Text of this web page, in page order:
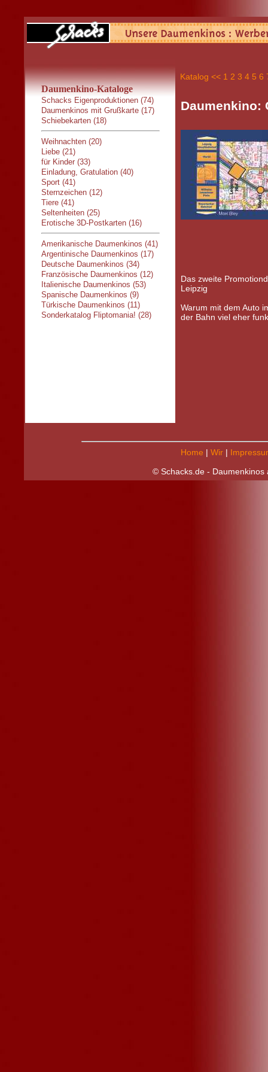
Daumenkino-Kataloge
Schacks Eigenproduktionen (74)
Daumenkinos mit Grußkarte (17)
Schiebekarten (18)
Weihnachten (20)
Liebe (21)
für Kinder (33)
Einladung, Gratulation (40)
Sport (41)
Sternzeichen (12)
Tiere (41)
Seltenheiten (25)
Erotische 3D-Postkarten (16)
Amerikanische Daumenkinos (41)
Argentinische Daumenkinos (17)
Deutsche Daumenkinos (34)
Französische Daumenkinos (12)
Italienische Daumenkinos (53)
Spanische Daumenkinos (9)
Türkische Daumenkinos (11)
Sonderkatalog Fliptomania! (28)
Katalog << 1 2 3 4 5 6
Daumenkino:
Das zweite
Leipzig
Warum mit dem Auto
der Bahn viel eher
Home | Wir|
© Schacks.de - Daumenkinos